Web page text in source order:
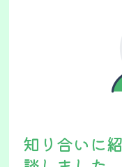
知り合いに